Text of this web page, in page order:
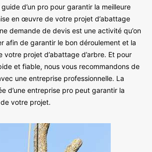
d’un pro pour garantir la meilleure
en œuvre de votre projet d’abattage
demande de devis est une activité qu’on
afin de garantir le bon déroulement et la
votre projet d’abattage d’arbre. Et pour
et fiable, nous vous recommandons de
une entreprise professionnelle. La
d’une entreprise pro peut garantir la
votre projet.